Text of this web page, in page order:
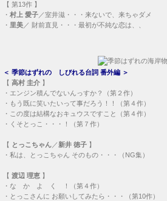
【 第13作 】
・ 村上 愛子／室井滋・・・ 来ないで、来ちゃダメ
・ 里美／ 財前直見・・・ 最初が不純な恋は、、
＜ 季節はずれの しびれる台詞 番外編 ＞
【 高村 圭介 】
・ エンジン積んでないんっすか？（第２作）
・ もう既に笑いたいって事だろう！！（第４作）
・ この度は結構なおキュウスですこと（第４作）
・ くそとっこ・・・！（第７作）
【 とっこちゃん／新井 徳子 】
・ 私は、とっこちゃん そのもの・・・（NG集）
【 渡辺 理恵 】
・ な か よ く ！（第４作）
・ とっこさんに お願いしてみたら・・・（第10作）